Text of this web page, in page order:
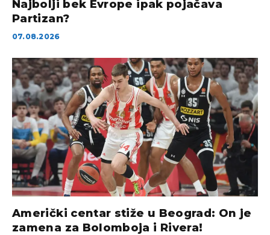
Najbolji bek Evrope ipak pojačava
Partizan?
07.08.2026
Američki centar stiže u Beograd: On je
zamena za Bolomboja i Rivera!